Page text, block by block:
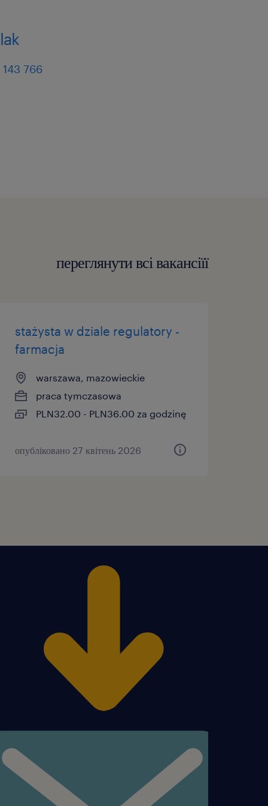
30/35h tygodniowo),
766
переглянути всі вакансіїї
stażysta w dziale regulatory -
farmacja
warszawa, mazowieckie
praca tymczasowa
PLN32.00 - PLN36.00 za godzinę
опубліковано 27 квітень 2026